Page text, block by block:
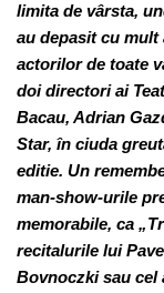
limita de vârsta,
au depasit cu
actorilor de toate
doi directori ai
Bacau, Adrian
Star, în ciuda
editie. Un
man-show-urile
memorabile, ca
recitalurile lui
Bovnoczki sau cel